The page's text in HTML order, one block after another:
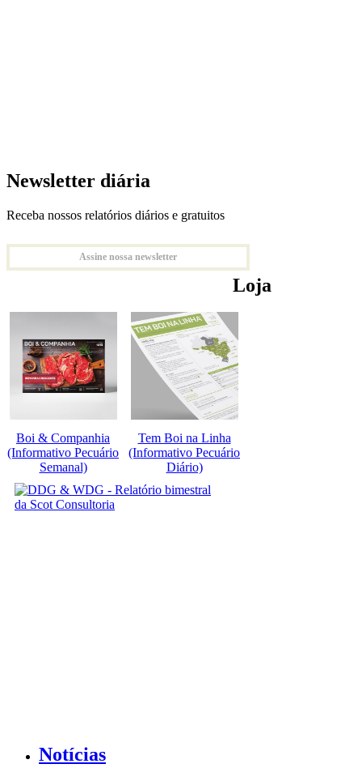
Newsletter diária
Receba nossos relatórios diários e gratuitos
Assine nossa newsletter
Loja
Boi & Companhia
(Informativo Pecuário
Semanal)
Tem Boi na Linha
(Informativo Pecuário
Diário)
Notícias